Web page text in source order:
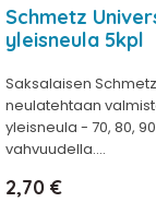
Schmetz
yleisneula 5kpl
Saksalaisen
neulatehtaan
yleisneula - 70, 80, 90
vahvuudella....
Hinta
2,70 €